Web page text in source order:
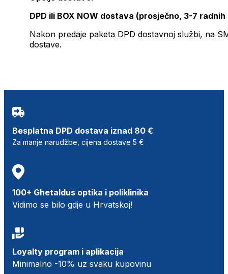
DPD ili BOX NOW dostava (prosječno, 3-7 radnih
Nakon predaje paketa DPD dostavnoj službi, na
dostave.
Besplatna DPD dostava iznad 80 €
Za manje narudžbe, cijena dostave 5 €
100+ Ghetaldus optika i poliklinika
Vidimo se bilo gdje u Hrvatskoj!
Loyalty program i aplikacija
Minimalno -10% uz svaku kupovinu